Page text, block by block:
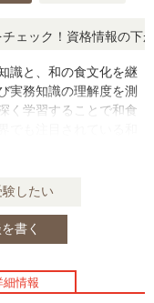
ク！資格情報の下から
識と、和の食文化を継
実務知識の理解度を測
く学習することで和食
でも注目されている和
験したい
書く
細情報